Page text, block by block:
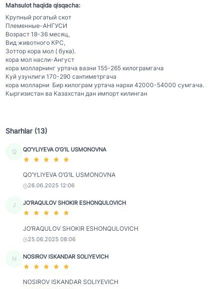
Mahsulot haqida qisqacha:
Крупный рогатый скот
Племенные-АНГУСИ
Возраст 18-36 месяц,
Вид животного КРС,
Зоттор кора мол ( бука).
кора мол насли-Ангуст
кора молларнинг уртача вазни 155-265 килограмгача
Куй узунлиги 170-290 сантиметргача
кора молларни Бир килограм уртача нархи 42000-54000 сумгача.
Кыргизистан ва Казахстан дан импорт килинган
Sharhlar (13)
Q QO‘YLIYEVA O‘G‘IL USMONOVNA
QO‘YLIYEVA O‘G‘IL USMONOVNA
26.06.2025 12:06
J JO‘RAQULOV SHOKIR ESHONQULOVICH
JO‘RAQULOV SHOKIR ESHONQULOVICH
25.06.2025 08:06
N NOSIROV ISKANDAR SOLIYEVICH
NOSIROV ISKANDAR SOLIYEVICH